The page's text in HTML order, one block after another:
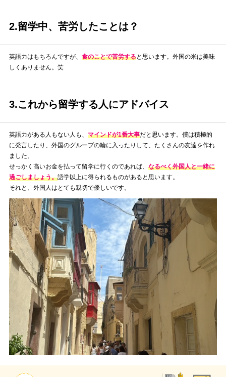
2.留学中、苦労したことは？
英語力はもちろんですが、 食のことで苦労すると思います。外国の米は美味
しくありません。笑
3.これから留学する人にアドバイス
英語力がある人もない人も、 マインドが1番大事だと思います。僕は積極的
に発言したり、外国のグループの輪に入ったりして、たくさんの友達を作れ
ました。
せっかく高いお金を払って留学に行くのであれば、 なるべく外国人と一緒に
過ごしましょう。語学以上に得られるものがあると思います。
それと、外国人はとても親切で優しいです。